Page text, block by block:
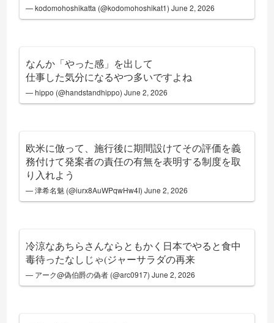
— kodomohoshikatta (@kodomohoshikat1)June 2, 2026
なんか「やった感」を出して
仕事した気分になるやつ多いですよね
— hippo (@handstandhippo)June 2, 2026
欧米に倣って、施行後に期間設けてその評価を義
務付けて発案者の責任の有無を表明する制度を取
り入れよう
— 津希名魅 (@iurx8AuWPqwHw4I)June 2, 2026
冷涼なあちらさんならともかく日本でやると食中
毒待ったなしじゃ(ジャーサラダの再来
— アーク@偽伯爵の偽者 (@arc0917)June 2, 2026